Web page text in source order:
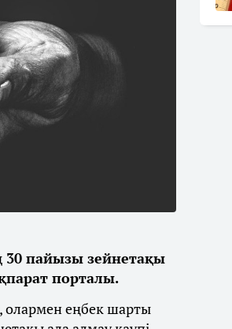
30 пайызы зейнетақы
порталы.
олармен еңбек шарты